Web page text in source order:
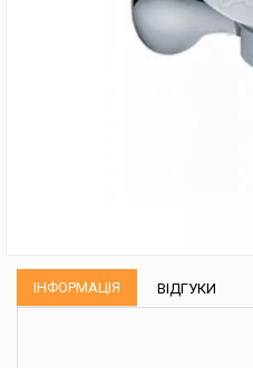
ІНФОРМАЦІЯ ВІДГУКИ